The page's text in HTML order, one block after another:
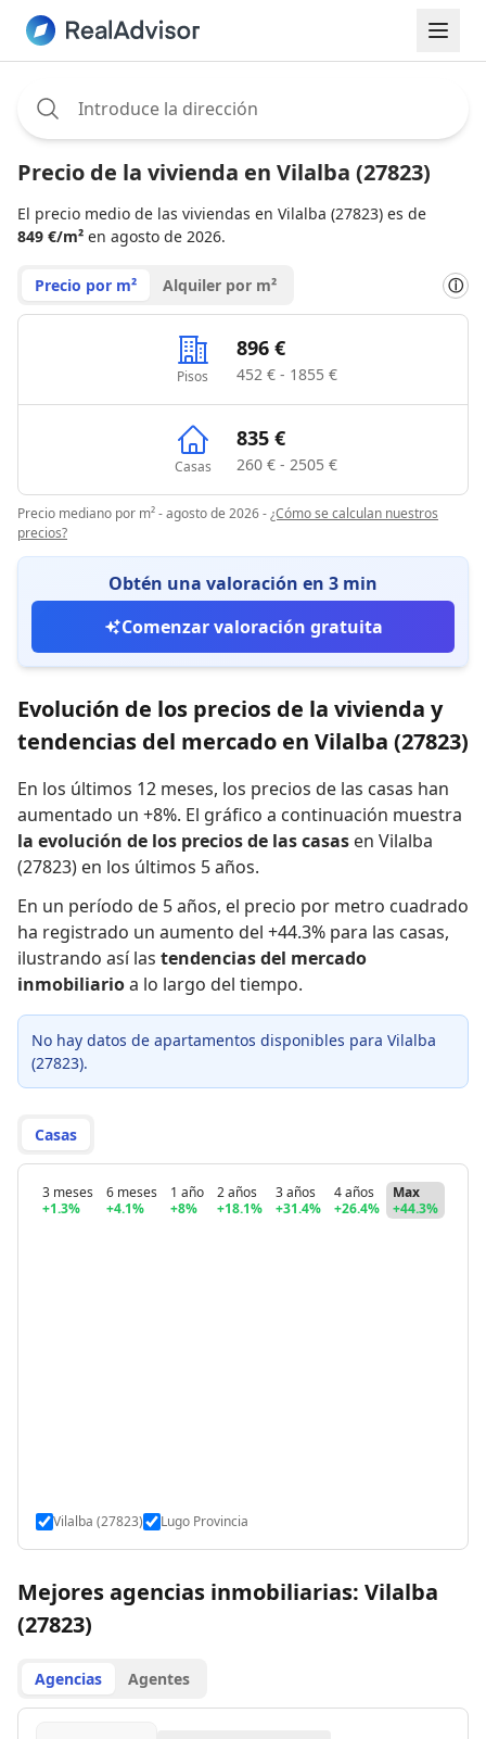
Precio de la vivienda en Vilalba (27823)
El precio medio de las viviendas en Vilalba (27823) es de
849 €/m² en agosto de 2026.
Precio por m² Alquiler por m² ⓘ
Pisos
896 €
452 € - 1855 €
Casas
835 €
260 € - 2505 €
Precio mediano por m² - agosto de 2026-¿Cómo se calculan nuestros
precios?
Obtén una valoración en 3 min
Comenzar valoración gratuita
Evolución de los precios de la vivienda y
tendencias del mercado en Vilalba (27823)
En los últimos 12 meses, los precios de las casas han
aumentado un +8%. El gráfico a continuación muestra
la evolución de los precios de las casas en Vilalba
(27823) en los últimos 5 años.
En un período de 5 años, el precio por metro cuadrado
ha registrado un aumento del +44.3% para las casas,
ilustrando así las tendencias del mercado
inmobiliarioa lo largo del tiempo.
No hay datos de apartamentos disponibles para Vilalba
(27823).
Casas
3 meses
+1.3%
6 meses
+4.1%
1 año
+8%
2 años
+18.1%
3 años
+31.4%
4 años
+26.4%
Max
+44.3%
Vilalba (27823) Lugo Provincia
Mejores agencias inmobiliarias: Vilalba
(27823)
Agencias Agentes